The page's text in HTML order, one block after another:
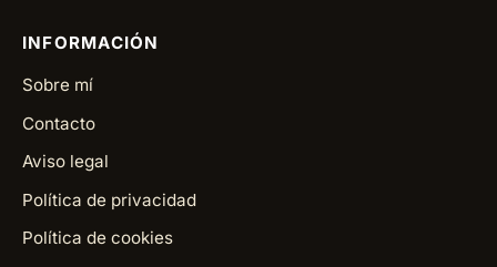
INFORMACIÓN
Sobre mí
Contacto
Aviso legal
Política de privacidad
Política de cookies